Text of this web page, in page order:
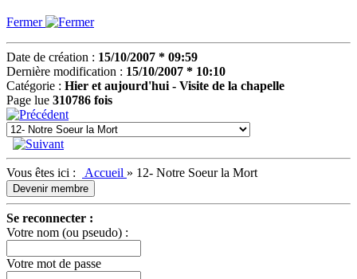
Fermer
Date de création : 15/10/2007 * 09:59
Dernière modification : 15/10/2007 * 10:10
Catégorie : Hier et aujourd'hui - Visite de la chapelle
Page lue 310786 fois
Vous êtes ici : Accueil » 12- Notre Soeur la Mort
Devenir membre
Se reconnecter :
Votre nom (ou pseudo) :
Votre mot de passe